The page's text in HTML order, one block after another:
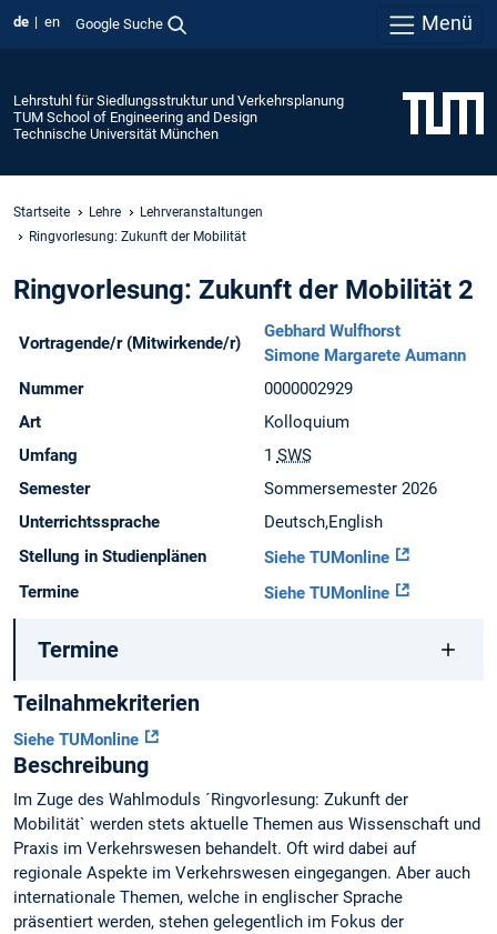
de en Google Suche Menü
Lehrstuhl für Siedlungsstruktur und Verkehrsplanung
TUM School of Engineering and Design
Technische Universität München
Startseite Lehre
Lehrveranstaltungen
Ringvorlesung: Zukunft der Mobilität
Ringvorlesung: Zukunft der Mobilität 2
Vortragende/r (Mitwirkende/r)
Gebhard Wulfhorst
Simone Margarete Aumann
Nummer
0000002929
Art
Kolloquium
Umfang
1 SWS
Semester
Sommersemester 2026
Unterrichtssprache
Deutsch,English
Stellung in Studienplänen
Siehe TUMonline
Termine
Siehe TUMonline
Termine
Teilnahmekriterien
Siehe TUMonline
Beschreibung
Im Zuge des Wahlmoduls ´Ringvorlesung: Zukunft der
Mobilität` werden stets aktuelle Themen aus Wissenschaft und
Praxis im Verkehrswesen behandelt. Oft wird dabei auf
regionale Aspekte im Verkehrswesen eingegangen. Aber auch
internationale Themen, welche in englischer Sprache
präsentiert werden, stehen gelegentlich im Fokus der